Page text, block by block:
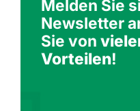
Melden Sie
Newsletter
Sie von
Vorteilen!